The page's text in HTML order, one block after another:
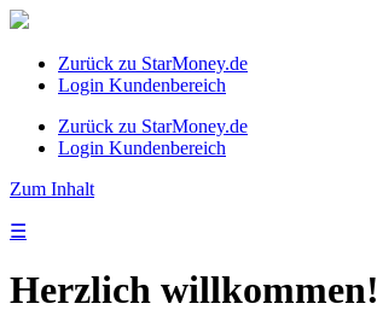
Zurück zu StarMoney.de
Login Kundenbereich
Zurück zu StarMoney.de
Login Kundenbereich
Zum Inhalt
☰
Herzlich willkommen!